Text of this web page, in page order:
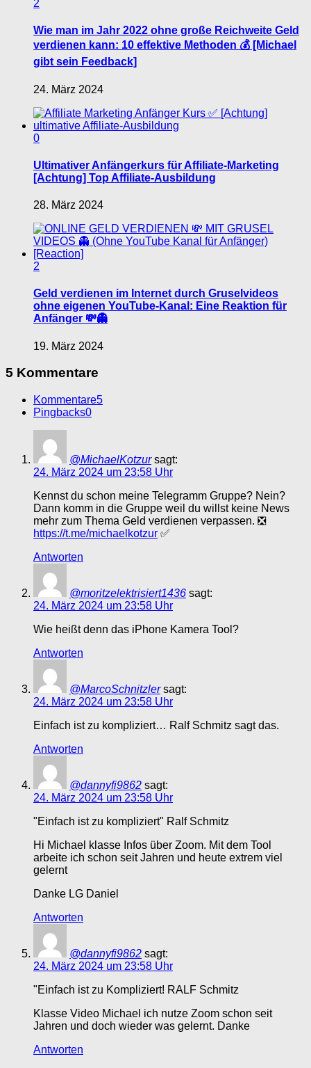
2
Wie man im Jahr 2022 ohne große Reichweite Geld
verdienen kann: 10 effektive Methoden 💰 [Michael
gibt sein Feedback]
24. März 2024
0
Ultimativer Anfängerkurs für Affiliate-Marketing
[Achtung] Top Affiliate-Ausbildung
28. März 2024
2
Geld verdienen im Internet durch Gruselvideos
ohne eigenen YouTube-Kanal: Eine Reaktion für
Anfänger 💸👻
19. März 2024
5 Kommentare
Kommentare5
Pingbacks0
@MichaelKotzur sagt:
24. März 2024 um 23:58 Uhr
Kennst du schon meine Telegramm Gruppe? Nein?
Dann komm in die Gruppe weil du willst keine News
mehr zum Thema Geld verdienen verpassen. ❎
https://t.me/michaelkotzur ✅
Antworten
@moritzelektrisiert1436 sagt:
24. März 2024 um 23:58 Uhr
Wie heißt denn das iPhone Kamera Tool?
Antworten
@MarcoSchnitzler sagt:
24. März 2024 um 23:58 Uhr
Einfach ist zu kompliziert… Ralf Schmitz sagt das.
Antworten
@dannyfi9862 sagt:
24. März 2024 um 23:58 Uhr
"Einfach ist zu kompliziert" Ralf Schmitz
Hi Michael klasse Infos über Zoom. Mit dem Tool
arbeite ich schon seit Jahren und heute extrem viel
gelernt
Danke LG Daniel
Antworten
@dannyfi9862 sagt:
24. März 2024 um 23:58 Uhr
"Einfach ist zu Kompliziert! RALF Schmitz
Klasse Video Michael ich nutze Zoom schon seit
Jahren und doch wieder was gelernt. Danke
Antworten